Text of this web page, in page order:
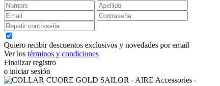
Quiero recibir descuentos exclusivos y novedades por email
Ver los términos y condiciones
Finalizar registro
o iniciar sesión